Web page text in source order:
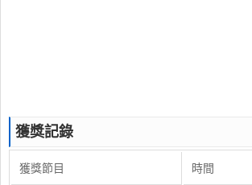
獲獎記錄
獲獎節目 時間